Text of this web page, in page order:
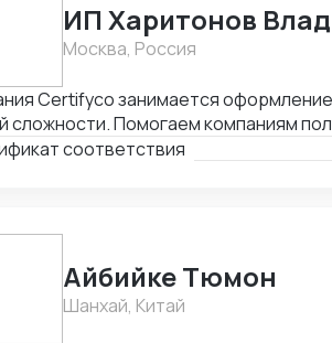
ИП Харитонов
Москва, Россия
Certifyco занимается
сложности. Помогаем компаниям
экспорта, реализации
соответствия
Айбийке Тюмон
Шанхай, Китай